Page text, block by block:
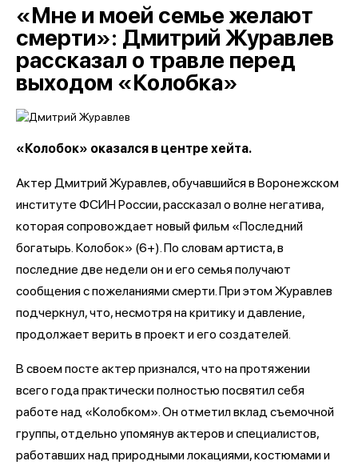
«Мне и моей семье желают
смерти»: Дмитрий Журавлев
рассказал о травле перед
выходом «Колобка»
«Колобок» оказался в центре хейта.
Актер Дмитрий Журавлев, обучавшийся в Воронежском
институте ФСИН России, рассказал о волне негатива,
которая сопровождает новый фильм «Последний
богатырь. Колобок» (6+). По словам артиста, в
последние две недели он и его семья получают
сообщения с пожеланиями смерти. При этом Журавлев
подчеркнул, что, несмотря на критику и давление,
продолжает верить в проект и его создателей.
В своем посте актер признался, что на протяжении
всего года практически полностью посвятил себя
работе над «Колобком». Он отметил вклад съемочной
группы, отдельно упомянув актеров и специалистов,
работавших над природными локациями, костюмами и